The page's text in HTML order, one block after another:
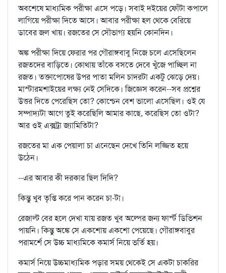
অবশেষে মাধ্যমিক পরীক্ষা এসে পড়ে। সবাই দইয়ের ফোঁটা কপালে
লাগিয়ে পরীক্ষা দিতে আসে। আবার পরীক্ষা হল থেকে বেরিয়ে
ডাবের জল খায়। রজতের সে সৌভাগ্য হয়নি কোনদিন।
অঙ্ক পরীক্ষা দিয়ে ফেরার পর গৌরাঙ্গবাবু নিজে চলে এসেছিলেন
রজতদের বাড়িতে। কোথায় তাঁকে বসতে দেবে খুঁজে পাচ্ছিল না
রজত। তক্তাপোষের উপর পাতা মলিন চাদরটা একটু ঝেড়ে দেয়।
মাস্টারমশাইয়ের লক্ষ্য নেই সেদিকে। জিজ্ঞেস করেন--সব প্রশ্নের
উত্তর দিতে পেরেছিস তো? কোশ্চেন বেশ ভালো এসেছিল। ওই যে
সম্পাদ্যটা আগে তুই করেছিলি আমার কাছে, করেছিস তো ওটা?
আর ওই এক্সট্রা জ্যামিতিটা?
রজতের মা এক পেয়ালা চা এনেছেন দেখে তিনি লজ্জিত হয়ে
উঠেন।
--এর আবার কী দরকার ছিল দিদি?
কিন্তু খুব তৃপ্তি করে পান করেন চা-টা।
রেজাল্ট বের হলে দেখা যায় রজত খুব অল্পের জন্য ফার্স্ট ডিভিশন
পায়নি। কিন্তু অঙ্কে সে একশোয় একশো পেয়েছে। গৌরাঙ্গবাবুর
পরামর্শে সে উচ্চ মাধ্যমিকে কমার্স নিয়ে ভর্তি হয়।
কমার্স নিয়ে উচ্চমাধ্যমিক পড়ার সময় থেকেই সে একটা চাকরির